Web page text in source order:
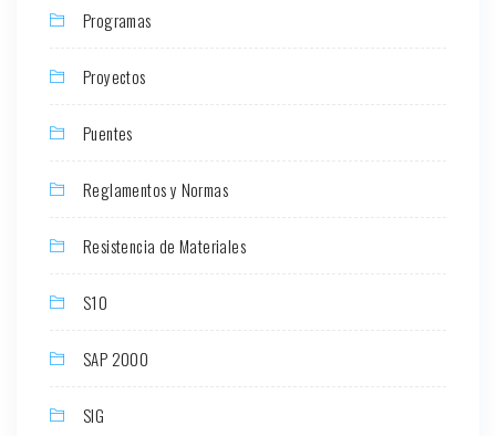
Programas
Proyectos
Puentes
Reglamentos y Normas
Resistencia de Materiales
S10
SAP 2000
SIG